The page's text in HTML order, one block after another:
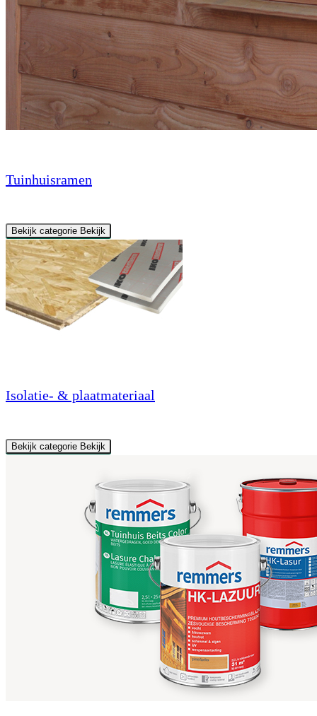
Tuinhuisramen
Bekijk categorie Bekijk
Isolatie- & plaatmateriaal
Bekijk categorie Bekijk